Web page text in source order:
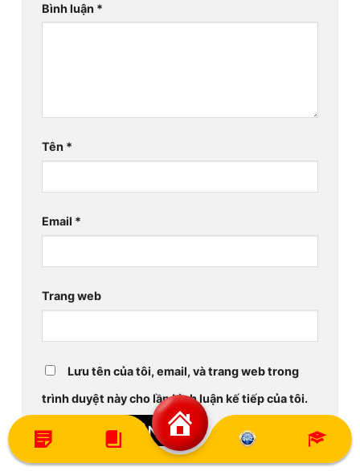
Bình luận *
Tên *
Email *
Trang web
Lưu tên của tôi, email, và trang web trong
trình duyệt này cho lần bình luận kế tiếp của tôi.